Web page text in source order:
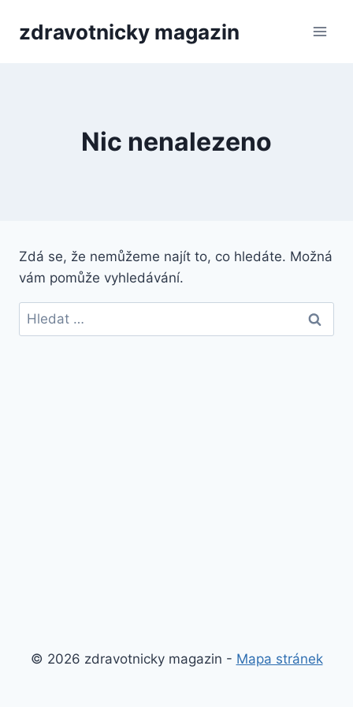
zdravotnicky magazin
Nic nenalezeno
Zdá se, že nemůžeme najít to, co hledáte. Možná
vám pomůže vyhledávání.
Vyhledávání
© 2026 zdravotnicky magazin - Mapa stránek